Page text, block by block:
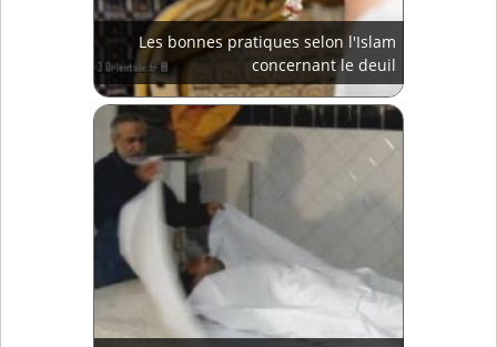
Les bonnes pratiques selon l'Islam
concernant le deuil